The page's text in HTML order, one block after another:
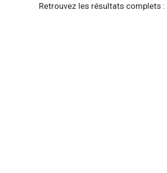
Retrouvez les résultats complets :